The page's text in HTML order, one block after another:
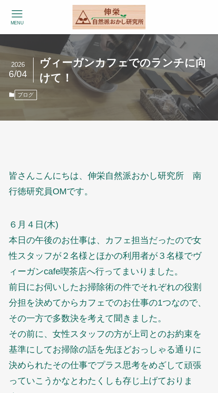
MENU
ヴィーガンカフェでのランチに向
けて！
2026
6/04
ブログ
皆さんこんにちは、伸栄自然派おかし研究所 南
行徳研究員OMです。
６月４日(木)
本日の午後のお仕事は、カフェ担当だったので女
性スタッフが２名様とほかの利用者が３名様でヴ
ィーガンcafe喫茶店へ行ってまいりました。
前日にお伺いしたお掃除術の件でそれぞれの役割
分担を決めてからカフェでのお仕事の1つなので、
その一方で多数決を考えて聞きました。
その前に、女性スタッフの方が上司とのお約束を
基準にしてお掃除の話を先ほどおっしゃる通りに
決められたその仕事でプラス思考をめざして頑張
っていこうかなとわたくしも存じ上げておりま